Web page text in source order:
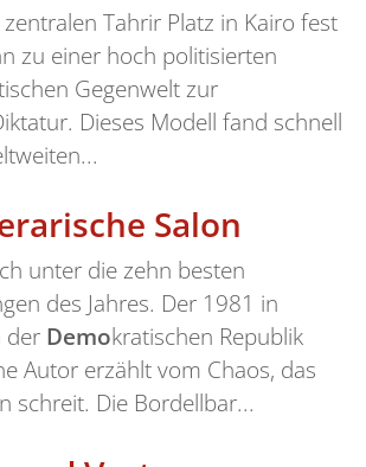
Tahrir Platz in Kairo fest
zu einer hoch politisierten
Gegenwelt zur
Dieses Modell fand schnell
Salon
unter die zehn besten
des Jahres. Der 1981 in
der Demokratischen Republik
Autor erzählt vom Chaos, das
schreit. Die Bordellbar...